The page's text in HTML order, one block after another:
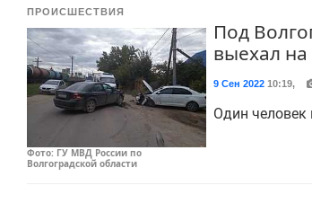
ПРОИСШЕСТВИЯ
Фото: ГУ МВД России по
Волгоградской области
Под
выехал
9 Сен 2022 10:19,
Один человек